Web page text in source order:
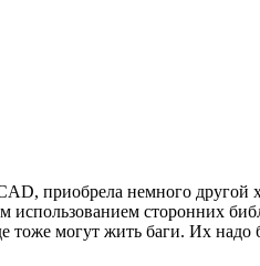
приобрела немного
использованием сторонних
тоже могут жить баги. Их